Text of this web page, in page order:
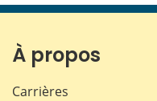
À propos
Carrières